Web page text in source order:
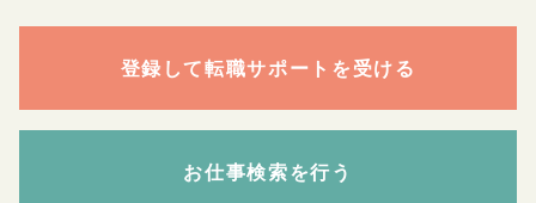
登録して転職サポートを受ける
お仕事検索を行う